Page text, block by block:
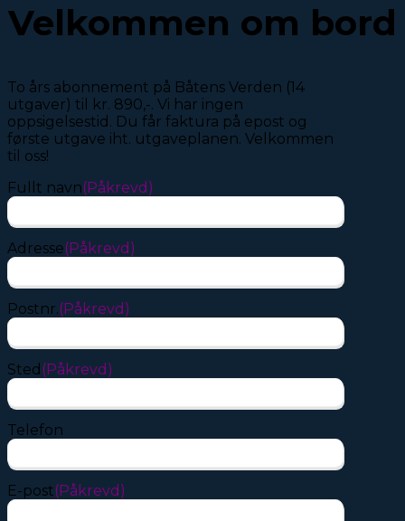
Velkommen om bord
To års abonnement på Båtens Verden (14
utgaver) til kr. 890,-. Vi har ingen
oppsigelsestid. Du får faktura på epost og
første utgave iht. utgaveplanen. Velkommen
til oss!
Fullt navn(Påkrevd)
Adresse(Påkrevd)
Postnr.(Påkrevd)
Sted (Påkrevd)
Telefon
E-post(Påkrevd)